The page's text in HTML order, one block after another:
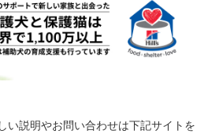
い説明やお問い合わせは下記サイトを